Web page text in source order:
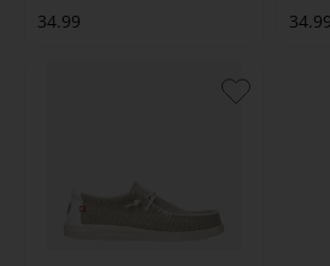
34.99 34.99